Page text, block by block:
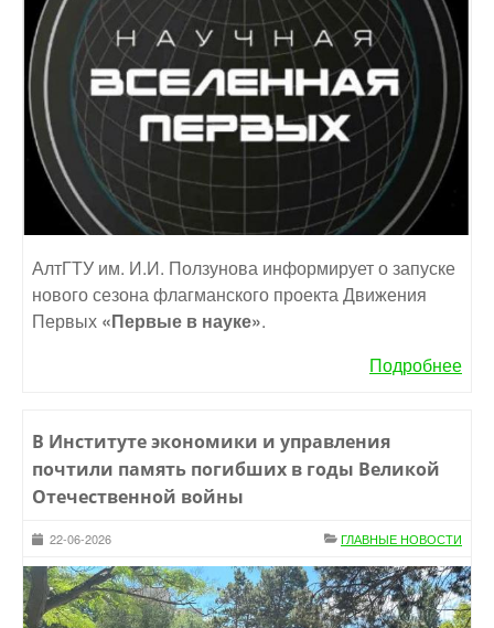
АлтГТУ им. И.И. Ползунова информирует о запуске
нового сезона флагманского проекта Движения
Первых «Первые в науке».
Подробнее
В Институте экономики и управления
почтили память погибших в годы Великой
Отечественной войны
22-06-2026 ГЛАВНЫЕ НОВОСТИ